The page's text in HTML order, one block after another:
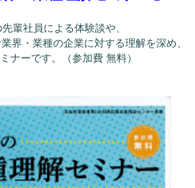
輩社員による体験談や、
界・業種の企業に対する理解を深め、
ナーです。（参加費 無料）